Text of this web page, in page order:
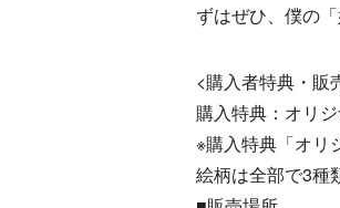
ずはぜひ、僕の
<購入者特典・販
購入特典：オリ
※購入特典「オリ
絵柄は全部で3種